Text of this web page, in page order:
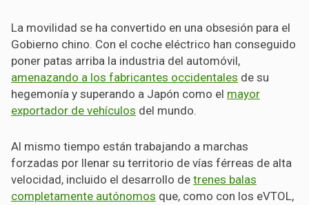
La movilidad se ha convertido en una obsesión para el
Gobierno chino. Con el coche eléctrico han conseguido
poner patas arriba la industria del automóvil,
amenazando a los fabricantes occidentales de su
hegemonía y superando a Japón como el mayor
exportador de vehículos del mundo.
Al mismo tiempo están trabajando a marchas
forzadas por llenar su territorio de vías férreas de alta
velocidad, incluido el desarrollo de trenes balas
completamente autónomos que, como con los eVTOL,